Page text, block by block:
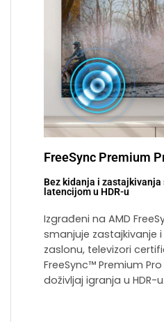
FreeSync Premium
Bez kidanja i
latencijom u HDR-u
Izgrađeni na AMD
smanjuje zastajkivanje
zaslonu, televizori
FreeSync™ Premium
doživljaj igranja u HDR-u.